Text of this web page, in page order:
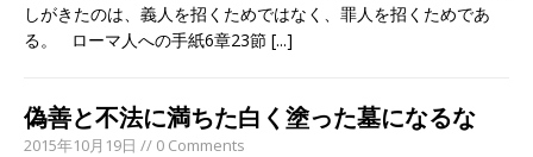
しがきたのは、義人を招くためではなく、罪人を招くためであ
る。 ローマ人への手紙6章23節 [...]
偽善と不法に満ちた白く塗った墓になるな
2015年10月19日 // 0 Comments